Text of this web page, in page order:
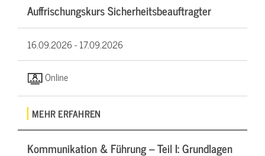
Auffrischungskurs Sicherheitsbeauftragter
16.09.2026 -17.09.2026
Online
MEHR ERFAHREN
Kommunikation & Führung – Teil I: Grundlagen